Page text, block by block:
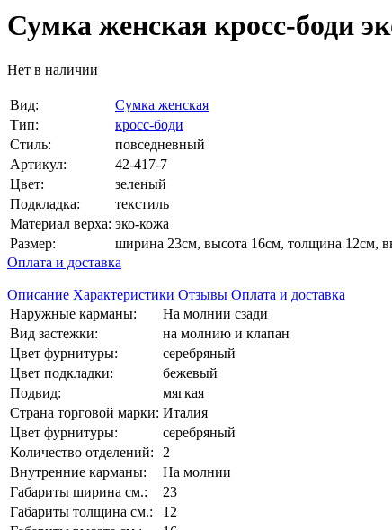
Сумка женская кросс-боди
Нет в наличии
Вид:
Сумка женская
Тип:
кросс-боди
Стиль:
повседневный
Артикул:
42-417-7
Цвет:
зеленый
Подкладка:
текстиль
Материал верха: эко-кожа
Размер:
ширина 23см, высота 16см, толщина 12см,
Оплата и доставка
Описание Характеристики Отзывы Оплата и доставка
Наружные карманы:
На молнии сзади
Вид застежки:
на молнию и клапан
Цвет фурнитуры:
серебряный
Цвет подкладки:
бежевый
Подвид:
мягкая
Страна торговой марки: Италия
Цвет фурнитуры:
серебряный
Количество отделений:
2
Внутренние карманы:
На молнии
Габариты ширина см.:
23
Габариты толщина см.:
12